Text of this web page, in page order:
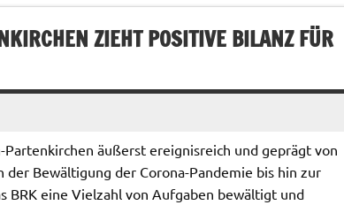
ZIEHT POSITIVE BILANZ FÜR
Partenkirchen äußerst ereignisreich und geprägt von
Bewältigung der Corona-Pandemie bis hin zur
BRK eine Vielzahl von Aufgaben bewältigt und